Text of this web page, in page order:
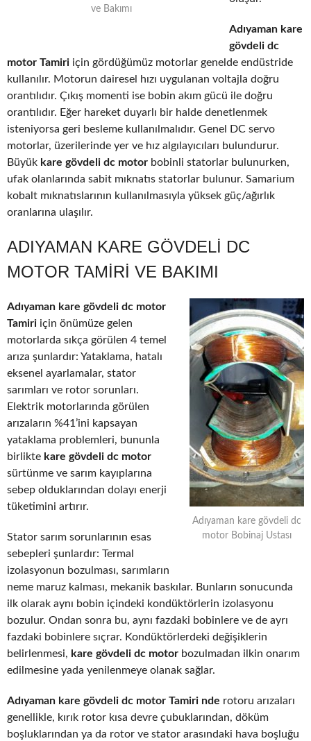
ve Bakımı
Adıyaman kare
gövdeli dc
motor Tamiri için gördüğümüz motorlar genelde endüstride
kullanılır. Motorun dairesel hızı uygulanan voltajla doğru
orantılıdır. Çıkış momenti ise bobin akım gücü ile doğru
orantılıdır. Eğer hareket duyarlı bir halde denetlenmek
isteniyorsa geri besleme kullanılmalıdır. Genel DC servo
motorlar, üzerilerinde yer ve hız algılayıcıları bulundurur.
Büyük kare gövdeli dc motor bobinli statorlar bulunurken,
ufak olanlarında sabit mıknatıs statorlar bulunur. Samarium
kobalt mıknatıslarının kullanılmasıyla yüksek güç/ağırlık
oranlarına ulaşılır.
ADIYAMAN KARE GÖVDELI DC
MOTOR TAMIRI VE BAKIMI
Adıyaman kare gövdeli dc
motor Bobinaj Ustası
Adıyaman kare gövdeli dc motor
Tamiri için önümüze gelen
motorlarda sıkça görülen 4 temel
arıza şunlardır: Yataklama, hatalı
eksenel ayarlamalar, stator
sarımları ve rotor sorunları.
Elektrik motorlarında görülen
arızaların %41’ini kapsayan
yataklama problemleri, bununla
birlikte kare gövdeli dc motor
sürtünme ve sarım kayıplarına
sebep olduklarından dolayı enerji
tüketimini artırır.
Stator sarım sorunlarının esas
sebepleri şunlardır: Termal
izolasyonun bozulması, sarımların
neme maruz kalması, mekanik baskılar. Bunların sonucunda
ilk olarak aynı bobin içindeki kondüktörlerin izolasyonu
bozulur. Ondan sonra bu, aynı fazdaki bobinlere ve de ayrı
fazdaki bobinlere sıçrar. Kondüktörlerdeki değişiklerin
belirlenmesi, kare gövdeli dc motor bozulmadan ilkin onarım
edilmesine yada yenilenmeye olanak sağlar.
Adıyaman kare gövdeli dc motor Tamiri nde rotoru arızaları
genellikle, kırık rotor kısa devre çubuklarından, döküm
boşluklarından ya da rotor ve stator arasındaki hava boşluğu